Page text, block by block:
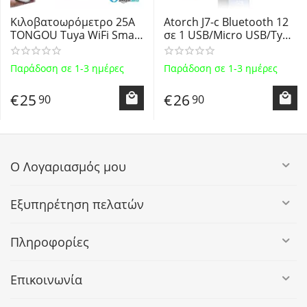
Κιλοβατοωρόμετρο 25A
TONGOU Tuya WiFi Smart
kWh Ράγας Μετρητής
Κατανάλωσης Ισχύος
Τάσης Ρεύματος Έξυπνος
Προγραμματιζομενος
Διακόπτης WIFI Smart
Παράδοση σε 1-3 ημέρες
€2590
Atorch J7-c Bluetooth 12
σε 1 USB/Micro USB/Type
C Tester with Color
Display 3.6V-30V -
Δοκιμαστικό Τάσης,
Χωρητικότητας, Ισχύος
Παράδοση σε 1-3 ημέρες
€2690
Ο Λογαριασμός μου
Εξυπηρέτηση πελατών
Πληροφορίες
Επικοινωνία